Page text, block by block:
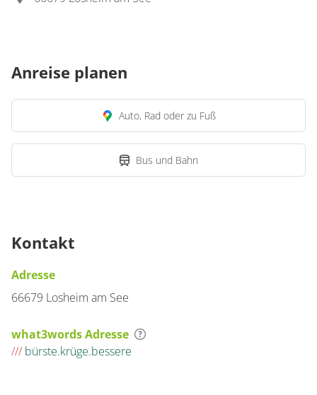
Anreise planen
Auto, Rad oder zu Fuß
Bus und Bahn
Kontakt
Adresse
66679 Losheim am See
what3words Adresse
/// bürste.krüge.bessere